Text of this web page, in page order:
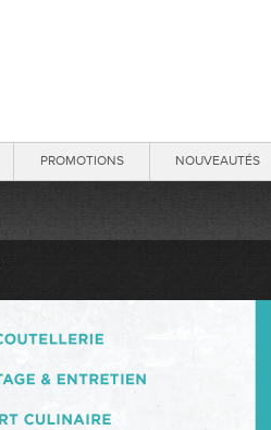
PROMOTIONS NOUVEAUTÉS